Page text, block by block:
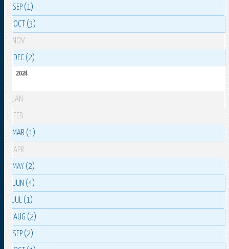
SEP (1)
OCT (3)
NOV
DEC (2)
2024
JAN
FEB
MAR (1)
APR
MAY (2)
JUN (4)
JUL (1)
AUG (2)
SEP (2)